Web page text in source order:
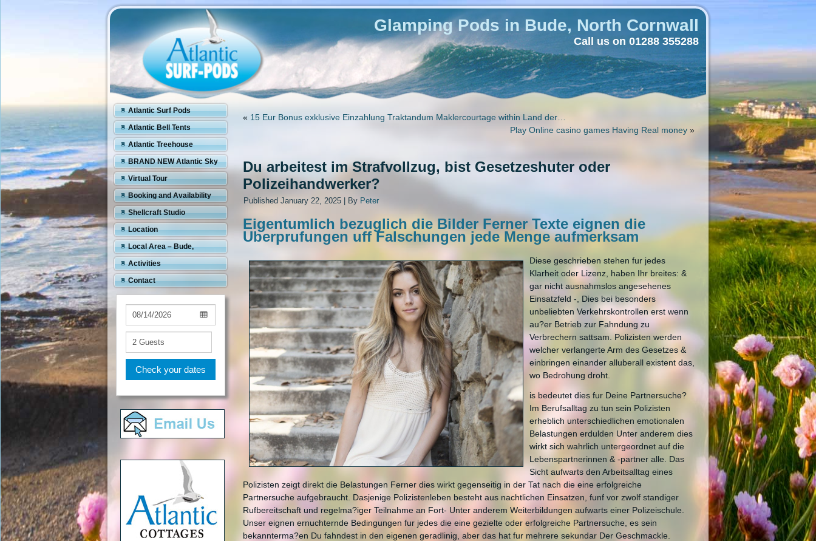
Glamping Pods in Bude, North Cornwall
Call us on 01288 355288
Atlantic Surf Pods
Atlantic Bell Tents
Atlantic Treehouse
BRAND NEW Atlantic Sky
Pod
Virtual Tour
Booking and Availability
Shellcraft Studio
Location
Local Area – Bude,
Cornwall
Activities
Contact
Check your dates
« 15 Eur Bonus exklusive Einzahlung Traktandum Maklercourtage within Land der…
Play Online casino games Having Real money »
Du arbeitest im Strafvollzug, bist Gesetzeshuter oder
Polizeihandwerker?
Published January 22, 2025 By Peter
Eigentumlich bezuglich die Bilder Ferner Texte eignen die
Uberprufungen uff Falschungen jede Menge aufmerksam
Diese geschrieben stehen fur jedes
Klarheit oder Lizenz, haben Ihr breites: &
gar nicht ausnahmslos angesehenes
Einsatzfeld -, Dies bei besonders
unbeliebten Verkehrskontrollen erst wenn
au?er Betrieb zur Fahndung zu
Verbrechern sattsam. Polizisten werden
welcher verlangerte Arm des Gesetzes &
einbringen einander alluberall existent das,
wo Bedrohung droht.
is bedeutet dies fur Deine Partnersuche?
Im Berufsalltag zu tun sein Polizisten
erheblich unterschiedlichen emotionalen
Belastungen erdulden Unter anderem dies
wirkt sich wahrlich untergeordnet auf die
Lebenspartnerinnen & -partner alle. Das
Sicht aufwarts den Arbeitsalltag eines
Polizisten zeigt direkt die Belastungen Ferner dies wirkt gegenseitig in der Tat nach die eine erfolgreiche
Partnersuche aufgebraucht. Dasjenige Polizistenleben besteht aus nachtlichen Einsatzen, funf vor zwolf standiger
Rufbereitschaft und regelma?iger Teilnahme an Fort- Unter anderem Weiterbildungen aufwarts einer Polizeischule.
Unser eignen ernuchternde Bedingungen fur jedes die eine gezielte oder erfolgreiche Partnersuche, es sein
bekannterma?en Du fahndest in den eigenen geradlinig, aber das hat fur mehrere sekundar Der Geschmackle.